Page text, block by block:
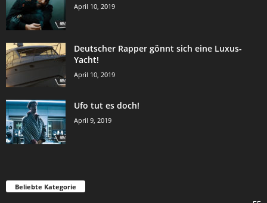
April 10, 2019
Deutscher Rapper gönnt sich eine Luxus-
Yacht!
April 10, 2019
Ufo tut es doch!
April 9, 2019
Beliebte Kategorie